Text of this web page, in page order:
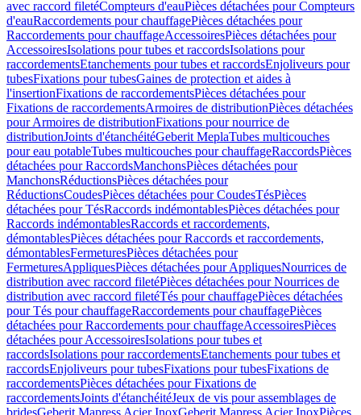
avec raccord filetéCompteurs d'eauPièces détachées pour Compteurs
d'eauRaccordements pour chauffagePièces détachées pour
Raccordements pour chauffageAccessoiresPièces détachées pour
AccessoiresIsolations pour tubes et raccordsIsolations pour
raccordementsEtanchements pour tubes et raccordsEnjoliveurs pour
tubesFixations pour tubesGaines de protection et aides à
l'insertionFixations de raccordementsPièces détachées pour
Fixations de raccordementsArmoires de distributionPièces détachées
pour Armoires de distributionFixations pour nourrice de
distributionJoints d'étanchéitéGeberit MeplaTubes multicouches
pour eau potableTubes multicouches pour chauffageRaccordsPièces
détachées pour RaccordsManchonsPièces détachées pour
ManchonsRéductionsPièces détachées pour
RéductionsCoudesPièces détachées pour CoudesTésPièces
détachées pour TésRaccords indémontablesPièces détachées pour
Raccords indémontablesRaccords et raccordements,
démontablesPièces détachées pour Raccords et raccordements,
démontablesFermeturesPièces détachées pour
FermeturesAppliquesPièces détachées pour AppliquesNourrices de
distribution avec raccord filetéPièces détachées pour Nourrices de
distribution avec raccord filetéTés pour chauffagePièces détachées
pour Tés pour chauffageRaccordements pour chauffagePièces
détachées pour Raccordements pour chauffageAccessoiresPièces
détachées pour AccessoiresIsolations pour tubes et
raccordsIsolations pour raccordementsEtanchements pour tubes et
raccordsEnjoliveurs pour tubesFixations pour tubesFixations de
raccordementsPièces détachées pour Fixations de
raccordementsJoints d'étanchéitéJeux de vis pour assemblages de
bridesGeberit Mapress Acier InoxGeberit Mapress Acier InoxPièces